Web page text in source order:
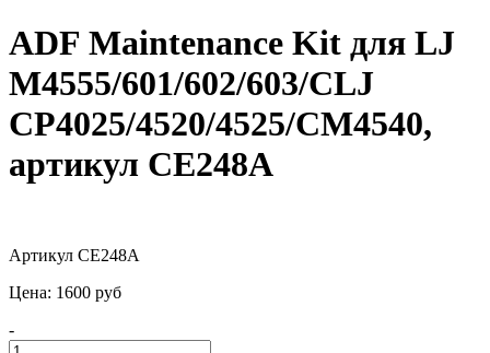
ADF Maintenance Kit для LJ
M4555/601/602/603/CLJ
CP4025/4520/4525/CM4540,
артикул CE248A
Артикул CE248A
Цена: 1600 pуб
-